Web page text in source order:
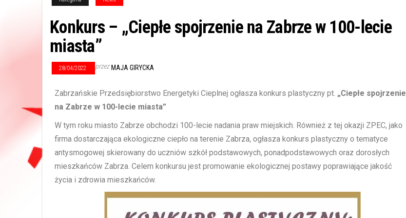
Konkurs – „Ciepłe spojrzenie na Zabrze w 100-lecie
miasta”
28/04/2022 przez MAJA GIRYCKA
Zabrzańskie Przedsiębiorstwo Energetyki Cieplnej ogłasza konkurs plastyczny pt. „Ciepłe spojrzenie
na Zabrze w 100-lecie miasta”
W tym roku miasto Zabrze obchodzi 100-lecie nadania praw miejskich. Również z tej okazji ZPEC, jako
firma dostarczająca ekologiczne ciepło na terenie Zabrza, ogłasza konkurs plastyczny o tematyce
antysmogowej skierowany do uczniów szkół podstawowych, ponadpodstawowych oraz dorosłych
mieszkańców Zabrza. Celem konkursu jest promowanie ekologicznej postawy poprawiające jakość
życia i zdrowia mieszkańców.